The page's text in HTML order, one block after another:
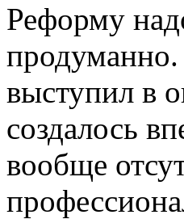
Реформу
выступил в
создалось
вообще